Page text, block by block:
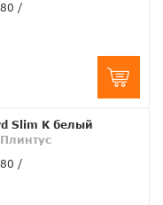
80
Slim K белый
Плинтус
80